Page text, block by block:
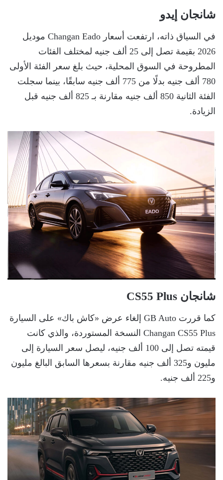
شانجان إيدو
في السياق ذاته، ارتفعت أسعار Changan Eado موديل
2026 بقيمة تصل إلى 25 ألف جنيه لمختلف الفئات
المطروحة في السوق المحلية، حيث بلغ سعر الفئة الأولى
780 ألف جنيه بدلًا من 775 ألف جنيه سابقًا، بينما سجلت
الفئة الثانية 850 ألف جنيه مقارنة بـ 825 ألف جنيه قبل
الزيادة.
شانجان CS55 Plus
كما قررت GB Auto إلغاء عرض «كاش باك» على السيارة
Changan CS55 Plus النسخة المستوردة، والذي كانت
قيمته تصل إلى 100 ألف جنيه، ليصل سعر السيارة إلى
مليون و325 ألف جنيه مقارنة بسعرها السابق البالغ مليون
و225 ألف جنيه.